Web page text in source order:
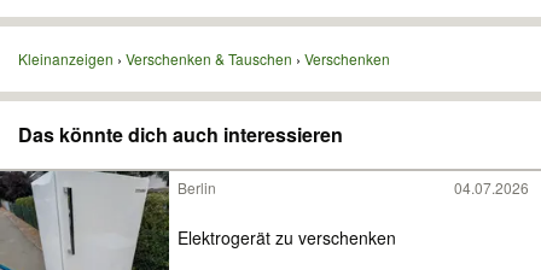
Kleinanzeigen Verschenken & Tauschen Verschenken
Das könnte dich auch interessieren
Berlin 04.07.2026
Elektrogerät zu verschenken